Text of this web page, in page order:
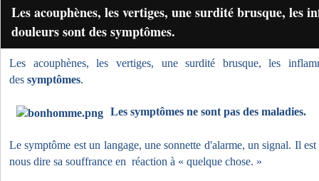
Les acouphènes, les vertiges, une surdité brusque, les
douleurs sont des symptômes.
Les acouphènes, les vertiges, une surdité brusque, les
des symptômes.
Les symptômes ne sont pas des maladies.
Le symptôme est un langage, une sonnette d'alarme, un signal. Il
nous dire sa souffrance en réaction à « quelque chose. »